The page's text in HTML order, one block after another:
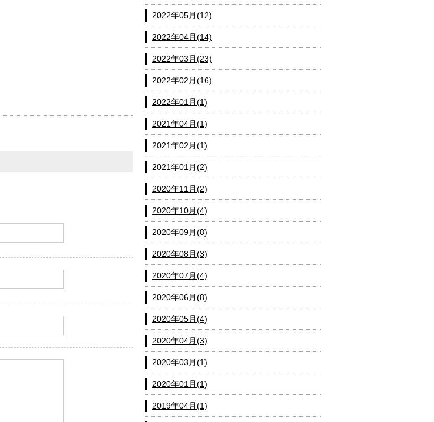
2022年05月(12)
2022年04月(14)
2022年03月(23)
2022年02月(16)
2022年01月(1)
2021年04月(1)
2021年02月(1)
2021年01月(2)
2020年11月(2)
2020年10月(4)
2020年09月(8)
2020年08月(3)
2020年07月(4)
2020年06月(8)
2020年05月(4)
2020年04月(3)
2020年03月(1)
2020年01月(1)
2019年04月(1)